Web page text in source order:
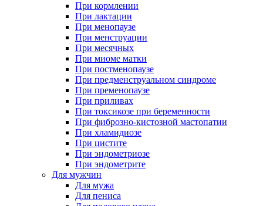
При кормлении
При лактации
При менопаузе
При менструации
При месячных
При миоме матки
При постменопаузе
При предменструальном синдроме
При пременопаузе
При приливах
При токсикозе при беременности
При фиброзно-кистозной мастопатии
При хламидиозе
При цистите
При эндометриозе
При эндометрите
Для мужчин
Для мужа
Для пениса